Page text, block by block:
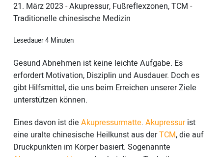
21. März 2023 -Akupressur, Fußreflexzonen, TCM -
Traditionelle chinesische Medizin
Lesedauer4 Minuten
Gesund Abnehmen ist keine leichte Aufgabe. Es
erfordert Motivation, Disziplin und Ausdauer. Doch es
gibt Hilfsmittel, die uns beim Erreichen unserer Ziele
unterstützen können.
Eines davon ist die Akupressurmatte. Akupressurist
eine uralte chinesische Heilkunst aus derTCM, die auf
Druckpunkten im Körper basiert. Sogenannte